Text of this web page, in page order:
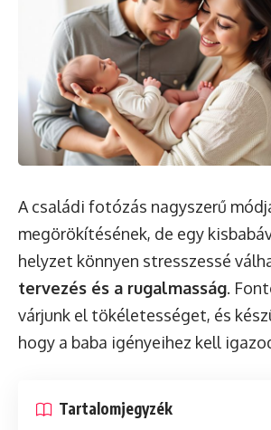
A családi fotózás nagyszerű
megörökítésének, de egy
helyzet könnyen stresszessé
tervezés és a rugalmasság.
várjunk el tökéletességet, és
hogy a baba igényeihez kell
Tartalomjegyzék